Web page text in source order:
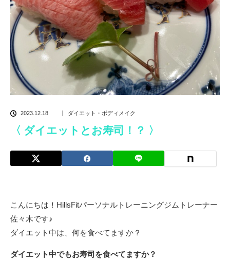
2023.12.18 ダイエット・ボディメイク
〈 ダイエットとお寿司！？ 〉
こんにちは！HillsFitパーソナルトレーニングジムトレーナー
佐々木です♪
ダイエット中は、何を食べてますか？
ダイエット中でもお寿司を食べてますか？